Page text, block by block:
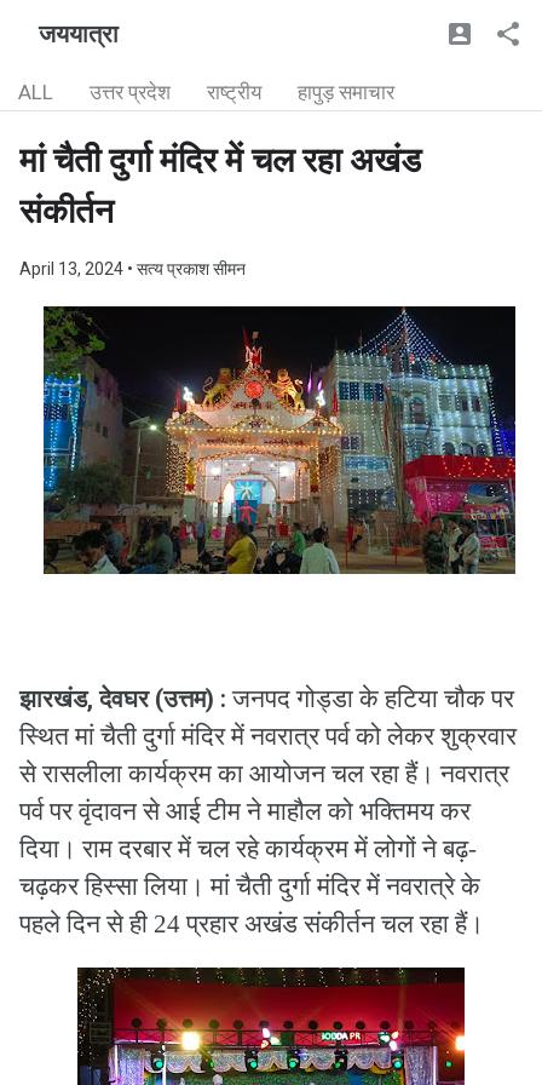
जययात्रा
ALL उत्तर प्रदेश राष्ट्रीय हापुड़ समाचार
मां चैती दुर्गा मंदिर में चल रहा अखंड
संकीर्तन
April 13, 2024 • सत्य प्रकाश सीमन
झारखंड, देवघर (उत्तम) :जनपद गोड्डा के हटिया चौक पर
स्थित मां चैती दुर्गा मंदिर में नवरात्र पर्व को लेकर शुक्रवार
से रासलीला कार्यक्रम का आयोजन चल रहा हैं। नवरात्र
पर्व पर वृंदावन से आई टीम ने माहौल को भक्तिमय कर
दिया। राम दरबार में चल रहे कार्यक्रम में लोगों ने बढ़-
चढ़कर हिस्सा लिया। मां चैती दुर्गा मंदिर में नवरात्रे के
पहले दिन से ही 24 प्रहार अखंड संकीर्तन चल रहा हैं।